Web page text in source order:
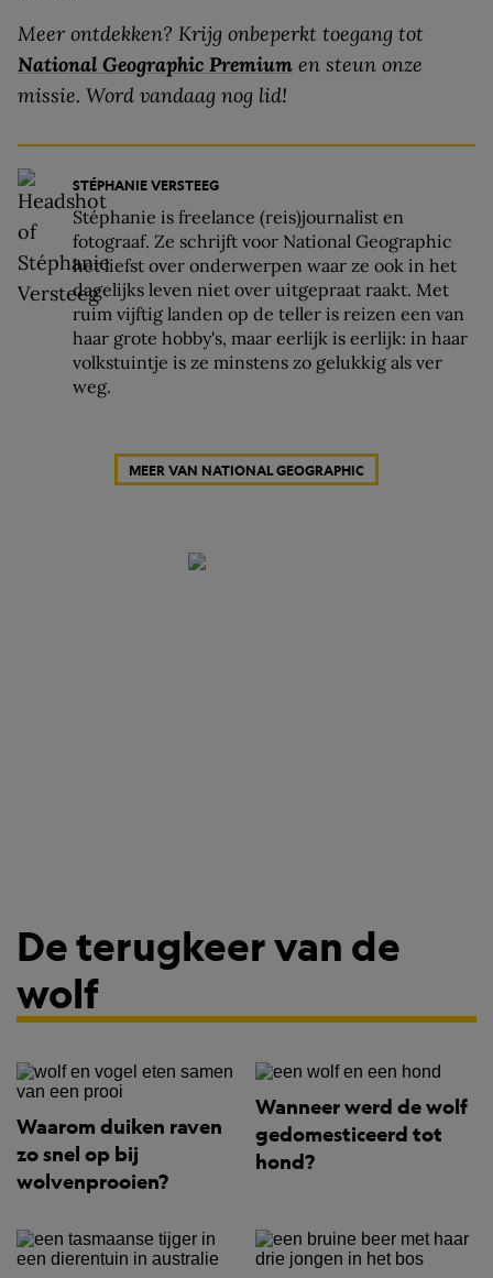
Meer ontdekken? Krijg onbeperkt toegang tot
National Geographic Premium en steun onze
missie. Word vandaag nog lid!
STÉPHANIE VERSTEEG
Stéphanie is freelance (reis)journalist en
fotograaf. Ze schrijft voor National Geographic
het liefst over onderwerpen waar ze ook in het
dagelijks leven niet over uitgepraat raakt. Met
ruim vijftig landen op de teller is reizen een van
haar grote hobby's, maar eerlijk is eerlijk: in haar
volkstuintje is ze minstens zo gelukkig als ver
weg.
MEER VAN NATIONAL GEOGRAPHIC
De terugkeer van de
wolf
Waarom duiken raven
zo snel op bij
wolvenprooien?
Wanneer werd de wolf
gedomesticeerd tot
hond?